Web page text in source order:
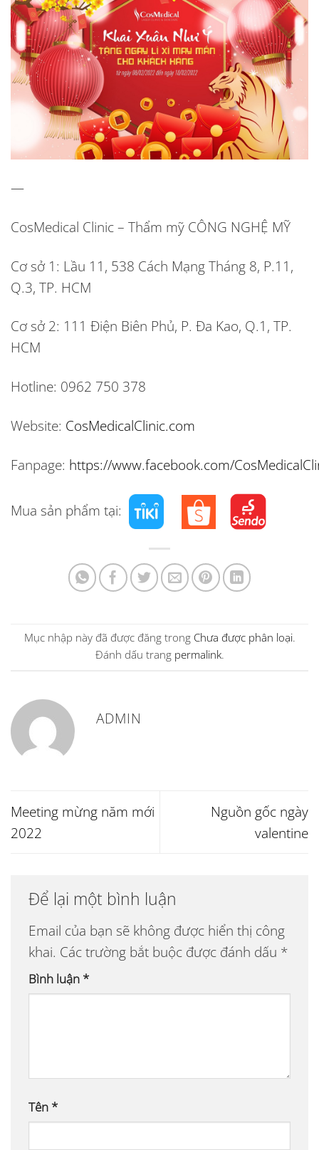
—
CosMedical Clinic – Thẩm mỹ CÔNG NGHỆ MỸ
Cơ sở 1: Lầu 11, 538 Cách Mạng Tháng 8, P.11,
Q.3, TP. HCM
Cơ sở 2: 111 Điện Biên Phủ, P. Đa Kao, Q.1, TP.
HCM
Hotline: 0962 750 378
Website: CosMedicalClinic.com
Fanpage: https://www.facebook.com/
Mua sản phẩm tại:
Mục nhập này đã được đăng trong Chưa được phân loại.
Đánh dấu trang permalink.
ADMIN
Meeting mừng năm mới
2022
Nguồn gốc ngày
valentine
Để lại một bình luận
Email của bạn sẽ không được hiển thị công
khai. Các trường bắt buộc được đánh dấu *
Bình luận *
Tên *